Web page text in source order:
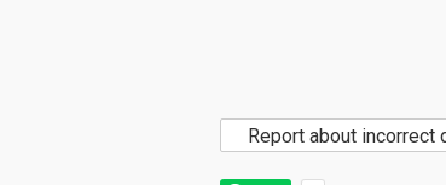
Report about incorrect